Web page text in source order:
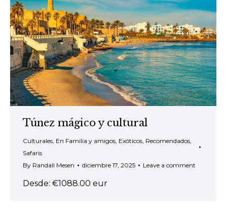
Túnez mágico y cultural
Culturales En Familia y amigos Exóticos Recomendados
Safaris
By Randall Mesen diciembre 17, 2025 Leave a comment
Desde: €1088.00 eur